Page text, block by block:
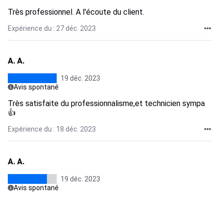
Très professionnel. A l'écoute du client.
Expérience du : 27 déc. 2023
A. A.
19 déc. 2023
Avis spontané
Très satisfaite du professionnalisme,et technicien sympa
👍
Expérience du : 18 déc. 2023
A. A.
19 déc. 2023
Avis spontané